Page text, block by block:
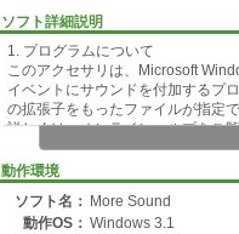
ソフト詳細説明
1. プログラムについて
このアクセサリは、Microsoft
イベントにサウンドを付加するプ
の拡張子をもったファイルが指定で
詳しくは、オンラインヘルプをご
動作環境
ソフト名： More Sound
動作OS： Windows 3.1